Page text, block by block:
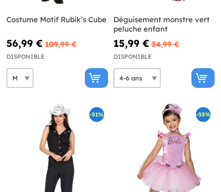
Costume Motif Rubik’s Cube
56,99 € 109,99 €
DISPONIBLE
Déguisement monstre vert
peluche enfant
15,99 € 34,99 €
DISPONIBLE
-51% -55%